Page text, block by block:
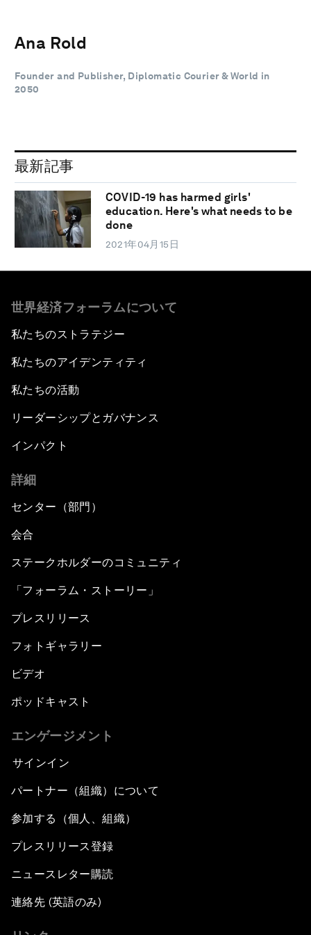
Ana Rold
Founder and Publisher, Diplomatic Courier & World in
2050
最新記事
COVID-19 has harmed girls'
education. Here's what needs to be
done
2021年04月15日
世界経済フォーラムについて
私たちのストラテジー
私たちのアイデンティティ
私たちの活動
リーダーシップとガバナンス
インパクト
詳細
センター（部門）
会合
ステークホルダーのコミュニティ
「フォーラム・ストーリー」
プレスリリース
フォトギャラリー
ビデオ
ポッドキャスト
エンゲージメント
サインイン
パートナー（組織）について
参加する（個人、組織）
プレスリリース登録
ニュースレター購読
連絡先 (英語のみ)